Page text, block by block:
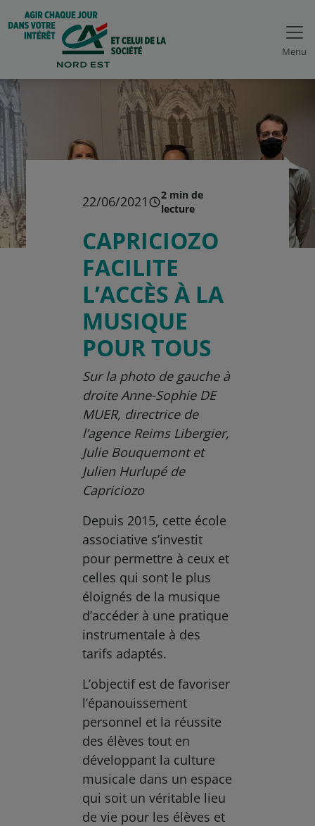
Menu
22/06/2021
2 min de
lecture
CAPRICIOZO
FACILITE
L’ACCÈS À LA
MUSIQUE
POUR TOUS
Sur la photo de gauche à
droite Anne-Sophie DE
MUER, directrice de
l’agence Reims Libergier,
Julie Bouquemont et
Julien Hurlupé de
Capriciozo
Depuis 2015, cette école
associative s’investit
pour permettre à ceux et
celles qui sont le plus
éloignés de la musique
d’accéder à une pratique
instrumentale à des
tarifs adaptés.
L’objectif est de favoriser
l’épanouissement
personnel et la réussite
des élèves tout en
développant la culture
musicale dans un espace
qui soit un véritable lieu
de vie pour les élèves et